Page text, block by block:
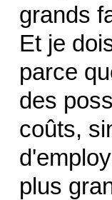
grands
Et je
parce
des
coûts,
plus